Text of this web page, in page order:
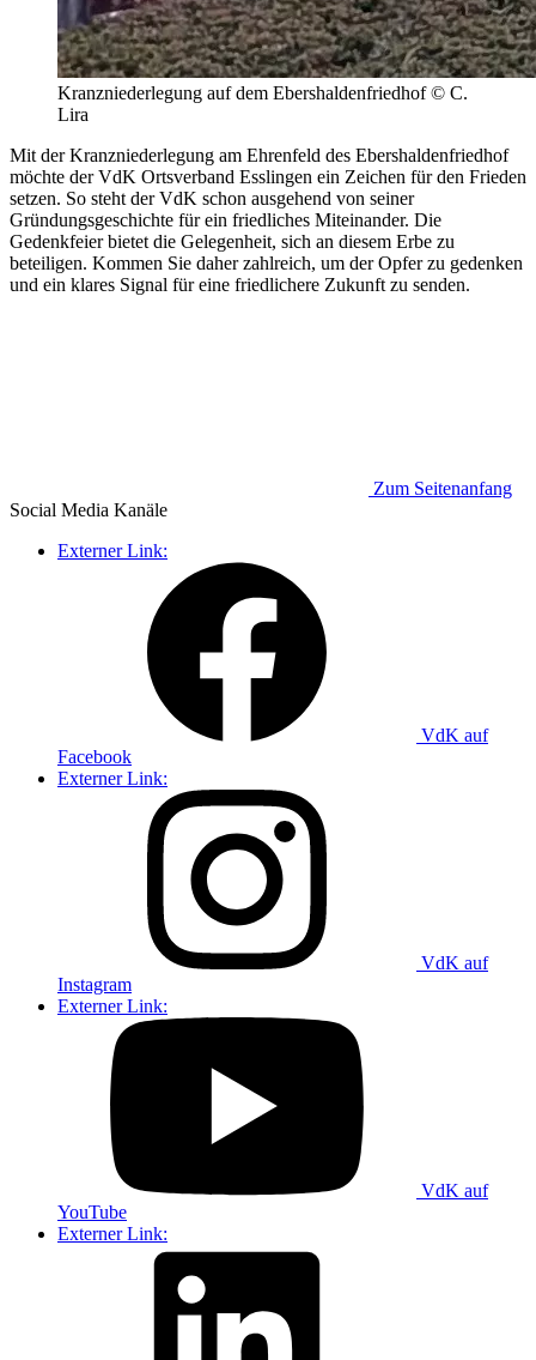
Kranzniederlegung auf dem Ebershaldenfriedhof © C.
Lira
Mit der Kranzniederlegung am Ehrenfeld des Ebershaldenfriedhof
möchte der VdK Ortsverband Esslingen ein Zeichen für den Frieden
setzen. So steht der VdK schon ausgehend von seiner
Gründungsgeschichte für ein friedliches Miteinander. Die
Gedenkfeier bietet die Gelegenheit, sich an diesem Erbe zu
beteiligen. Kommen Sie daher zahlreich, um der Opfer zu gedenken
und ein klares Signal für eine friedlichere Zukunft zu senden.
Zum Seitenanfang
Social Media Kanäle
Externer Link:
VdK auf
Facebook
Externer Link:
VdK auf
Instagram
Externer Link:
VdK auf
YouTube
Externer Link: